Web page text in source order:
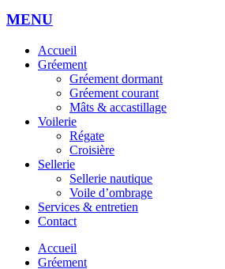
MENU
Accueil
Gréement
Gréement dormant
Gréement courant
Mâts & accastillage
Voilerie
Régate
Croisière
Sellerie
Sellerie nautique
Voile d’ombrage
Services & entretien
Contact
Accueil
Gréement